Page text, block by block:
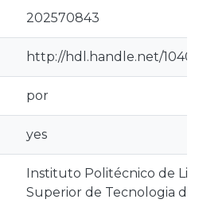
202570843
http://hdl.handle.net/
por
yes
Instituto Politécnico de
Superior de Tecnologia da